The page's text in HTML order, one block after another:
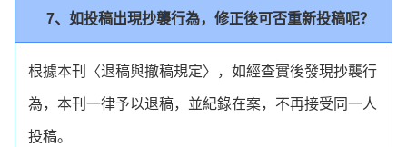
7、如投稿出現抄襲行為，修正後可否重新投稿呢？
根據本刊〈退稿與撤稿規定〉，如經查實後發現抄襲行
為，本刊一律予以退稿，並紀錄在案，不再接受同一人
投稿。